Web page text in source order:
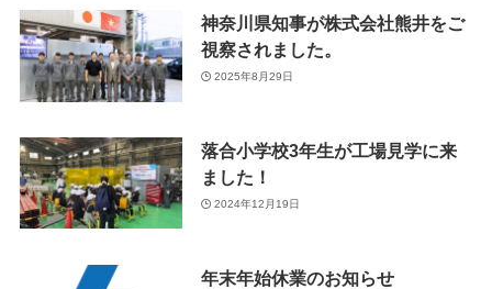
神奈川県知事が株式会社熊井をご
視察されました。
2025年8月29日
落合小学校3年生が工場見学に来
ました！
2024年12月19日
年末年始休業のお知らせ